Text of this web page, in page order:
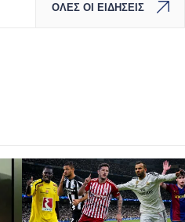
ΟΛΕΣ ΟΙ ΕΙΔΗΣΕΙΣ